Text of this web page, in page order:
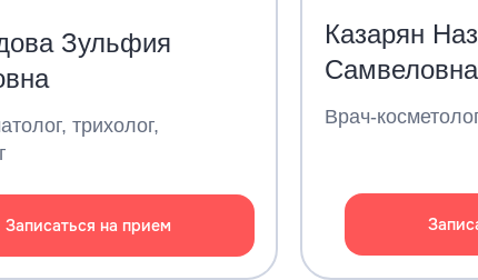
Зульфия
трихолог,
Записаться на прием
Казарян
Самвеловна
Врач-